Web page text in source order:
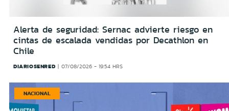
Alerta de seguridad: Sernac advierte riesgo en
cintas de escalada vendidas por Decathlon en
Chile
DIARIOSENRED 07/08/2026 - 19:54 HRS
NACIONAL